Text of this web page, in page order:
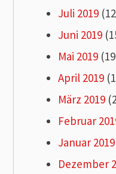
Juli 2019
Juni 2019
Mai 2019
April 2019
März 2019
Februar
Januar 2019
Dezember